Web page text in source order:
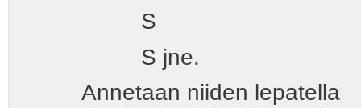
S
S jne.
Annetaan niiden lepatella